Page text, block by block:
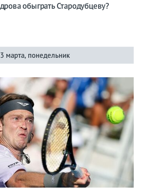
обыграть Стародубцеву?
марта, понедельник